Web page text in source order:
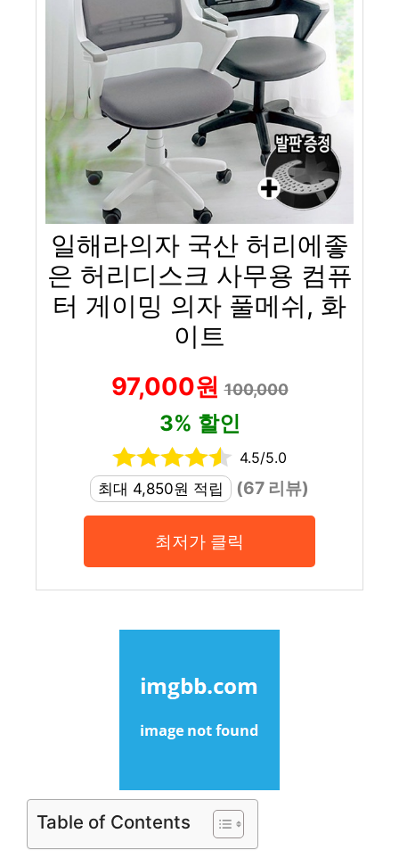
일해라의자 국산 허리에좋
은 허리디스크 사무용 컴퓨
터 게이밍 의자 풀메쉬, 화
이트
97,000원100,000
3% 할인
4.5/5.0
최대 4,850원 적립
(67 리뷰)
최저가 클릭
Table of Contents